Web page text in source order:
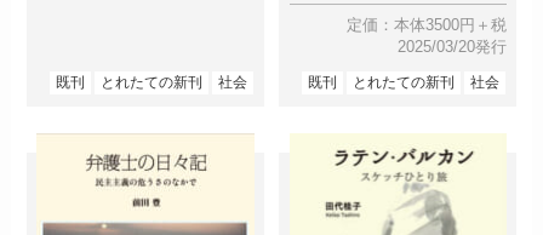
既刊 とれたての新刊 社会
定価：本体3500円＋税
2025/03/20発行
既刊 とれたての新刊 社会